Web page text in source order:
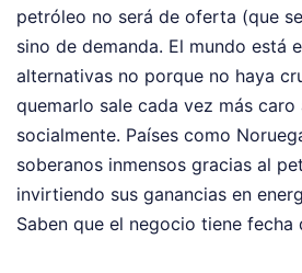
petróleo no será de oferta (que
sino de demanda. El mundo está
alternativas no porque no haya
quemarlo sale cada vez más
socialmente. Países como
soberanos inmensos gracias al
invirtiendo sus ganancias en
Saben que el negocio tiene fecha